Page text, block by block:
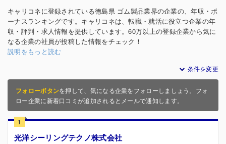
キャリコネに登録されている徳島県 ゴム製品業界の企業の、年収・ボ
ーナスランキングです。キャリコネは、転職・就活に役立つ企業の年
収・評判・求人情報を提供しています。60万以上の登録企業から気に
なる企業の社員が投稿した情報をチェック！
説明をもっと読む
条件を変更
フォローボタンを押して、気になる企業をフォローしましょう。フォ
ロー企業に新着口コミが追加されるとメールで通知します。
1
光洋シーリングテクノ株式会社